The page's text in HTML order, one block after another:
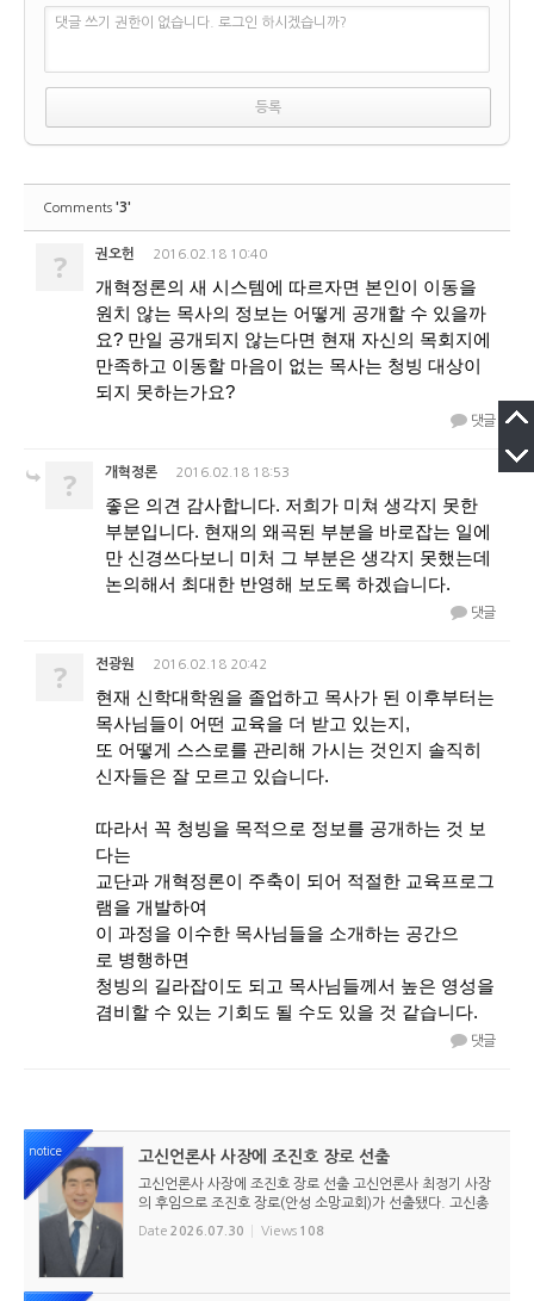
댓글 쓰기 권한이 없습니다. 로그인 하시겠습니까?
Comments '3'
? 권오헌 2016.02.18 10:40
개혁정론의 새 시스템에 따르자면 본인이 이동을
원치 않는 목사의 정보는 어떻게 공개할 수 있을까
요? 만일 공개되지 않는다면 현재 자신의 목회지에
만족하고 이동할 마음이 없는 목사는 청빙 대상이
되지 못하는가요?
댓글
? 개혁정론 2016.02.18 18:53
좋은 의견 감사합니다. 저희가 미쳐 생각지 못한
부분입니다. 현재의 왜곡된 부분을 바로잡는 일에
만 신경쓰다보니 미처 그 부분은 생각지 못했는데
논의해서 최대한 반영해 보도록 하겠습니다.
댓글
? 전광원 2016.02.18 20:42
현재 신학대학원을 졸업하고 목사가 된 이후부터는
목사님들이 어떤 교육을 더 받고 있는지,
또 어떻게 스스로를 관리해 가시는 것인지 솔직히
신자들은 잘 모르고 있습니다.
따라서 꼭 청빙을 목적으로 정보를 공개하는 것 보
다는
교단과 개혁정론이 주축이 되어 적절한 교육프로그
램을 개발하여
이 과정을 이수한 목사님들을 소개하는 공간으
로 병행하면
청빙의 길라잡이도 되고 목사님들께서 높은 영성을
겸비할 수 있는 기회도 될 수도 있을 것 같습니다.
댓글
notice 고신언론사 사장에 조진호 장로 선출
고신언론사 사장에 조진호 장로 선출 고신언론사 최정기 사장
의 후임으로 조진호 장로(안성 소망교회)가 선출됐다. 고신총
회 유지재단 이사회는 2026년 7월 30일(목) 오전 11시 고신
총회회관 3층에서 임시이사회를 열고, 조진호 장로를 차기 사
Date 2026.07.30 Views 108